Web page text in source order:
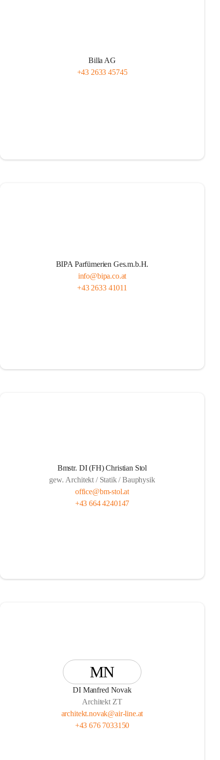
Billa AG
+43 2633 45745
BIPA Parfümerien Ges.m.b.H.
info@bipa.co.at
+43 2633 41011
Bmstr. DI (FH) Christian Stol
gew. Architekt / Statik / Bauphysik
office@bm-stol.at
+43 664 4240147
MN
DI Manfred Novak
Architekt ZT
architekt.novak@air-line.at
+43 676 7033150